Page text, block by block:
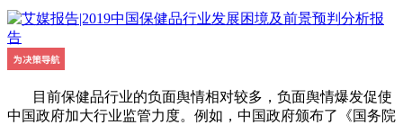
目前保健品行业的负面舆情相对较多，负面舆情爆发促使
中国政府加大行业监管力度。例如，中国政府颁布了《国务院